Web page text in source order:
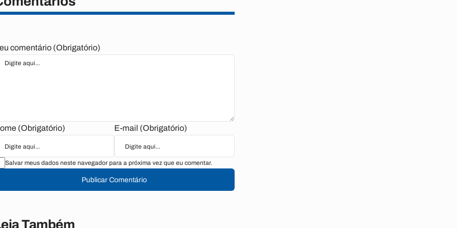
comentário (Obrigatório)
(Obrigatório) E-mail (Obrigatório)
Salvar meus dados neste navegador para a próxima vez que eu comentar.
Publicar Comentário
Também